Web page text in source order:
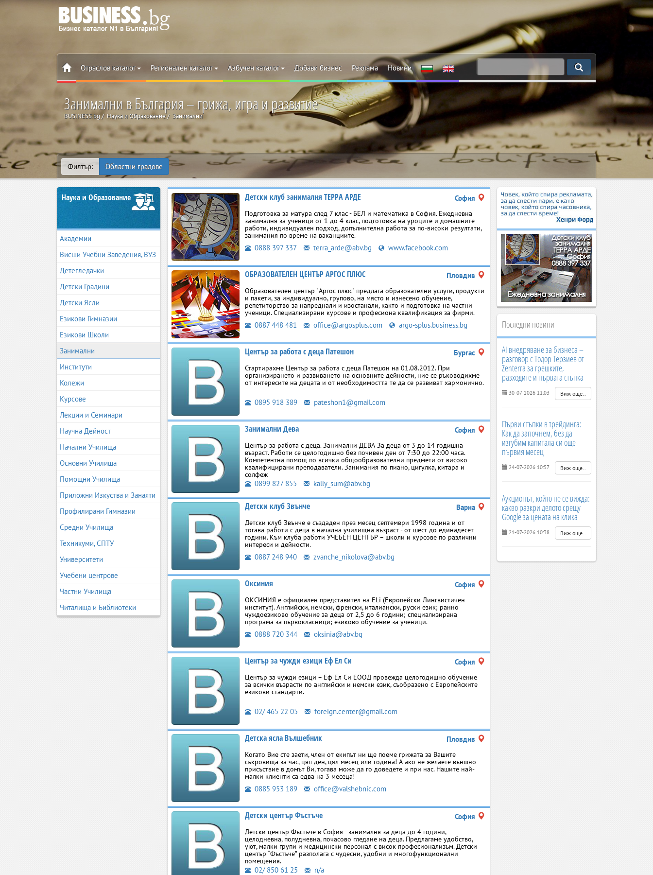
Отраслов каталог Регионален каталог Азбучен каталог Добави бизнес Реклама Новини
Занимални в България – грижа, игра и развитие
BUSINESS.bg Наука и Образование Занимални
Филтър: Областни градове
Наука и Образование
Академии
Висши Учебни Заведения, ВУЗ
Детегледачки
Детски Градини
Детски Ясли
Езикови Гимназии
Езикови Школи
Занимални
Институти
Колежи
Курсове
Лекции и Семинари
Научна Дейност
Начални Училища
Основни Училища
Помощни Училища
Приложни Изкуства и Занаяти
Профилирани Гимназии
Средни Училища
Техникуми, СПТУ
Университети
Учебени центрове
Частни Училища
Читалища и Библиотеки
Детски клуб занималня ТЕРРА АРДЕ София
Подготовка за матура след 7 клас - БЕЛ и математика в София. Ежедневна
занималня за ученици от 1 до 4 клас, подготовка на уроците и домашните
работи, индивидуален подход, допълнителна работа за по-високи резултати,
занимания по време на ваканциите.
0888 397 337 terra_arde@abv.bg www.facebook.com
ОБРАЗОВАТЕЛЕН ЦЕНТЪР АРГОС ПЛЮС Пловдив
Образователен център "Аргос плюс" предлага образователни услуги, продукти
и пакети, за индивидуално, групово, на място и изнесено обучение,
репетиторство за напреднали и изостанали, както и подготовка на частни
ученици. Специализирани курсове и професиона квалификация за фирми.
0887 448 481 office@argosplus.com argo-splus.business.bg
Център за работа с деца Патешон Бургас
Стартирахме Център за работа с деца Патешон на 01.08.2012. При
организирането и развиването на основните дейности, ние се ръководихме
от интересите на децата и от необходимостта те да се развиват хармонично.
0895 918 389 pateshon1@gmail.com
Занимални Дева София
Център за работа с деца. Занимални ДЕВА За деца от 3 до 14 годишна
възраст. Работи се целогодишно без почивен ден от 7:30 до 22:00 часа.
Компетентна помощ по всички общообразователни предмети от високо
квалифицирани преподаватели. Занимания по пиано, цигулка, китара и
солфеж
0899 827 855 kally_sum@abv.bg
Детски клуб Звънче Варна
Детски клуб Звънче е създаден през месец септември 1998 година и от
тогава работи с деца в начална училищна възраст - от шест до единадесет
години. Към клуба работи УЧЕБЕН ЦЕНТЪР – школи и курсове по различни
интереси и дейности.
0887 248 940 zvanche_nikolova@abv.bg
Оксиния София
ОКСИНИЯ е официален представител на ELi (Европейски Лингвистичен
институт). Английски, немски, френски, италиански, руски език; ранно
чуждоезиково обучение за деца от 2,5 до 6 години; специализирана
програма за първокласници; езиково обучение за ученици.
0888 720 344 oksinia@abv.bg
Център за чужди езици Еф Ел Си София
Център за чужди езици – Еф Ел Си ЕООД провежда целогодишно обучение
за всички възрасти по английски и немски език, съобразено с Европейските
езикови стандарти.
02/ 465 22 05 foreign.center@gmail.com
Детска ясла Вълшебник Пловдив
Когато Вие сте заети, член от екипът ни ще поеме грижата за Вашите
съкровища за час, цял ден, цял месец или година! А ако не желаете външно
присъствие в домът Ви, тогава може да го доведете и при нас. Нашите най-
малки клиенти са едва на 3 месеца!
0885 953 189 office@valshebnic.com
Детски център Фъстъче София
Детски център Фъстъче в София - занималня за деца до 4 години,
целодневна, полудневна, почасово гледане на деца. Предлагаме удобство,
уют, малки групи и медицински персонал с висок професионализъм. Детски
център “Фъстъче” разполага с чудесни, удобни и многофункционални
помещения.
02/ 850 61 25 n/a
Последни новини
AI внедряване за бизнеса –
разговор с Тодор Терзиев от
Zenterra за грешките,
разходите и първата стъпка
30-07-2026 11:03 Виж още..
Първи стъпки в трейдинга:
Как да започнем, без да
изгубим капитала си още
първия месец
24-07-2026 10:57 Виж още..
Аукционът, който не се вижда:
какво разкри делото срещу
Google за цената на клика
21-07-2026 10:38 Виж още..